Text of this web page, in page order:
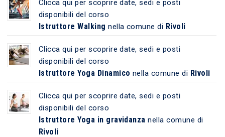
Clicca qui per scoprire date, sedi e posti
disponibili del corso
Istruttore Walking nella comune di Rivoli
Clicca qui per scoprire date, sedi e posti
disponibili del corso
Istruttore Yoga Dinamico nella comune di Rivoli
Clicca qui per scoprire date, sedi e posti
disponibili del corso
Istruttore Yoga in gravidanza nella comune di
Rivoli